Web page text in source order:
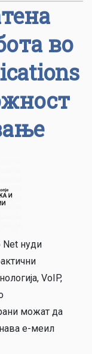
во
Net нуди
VoIP,
можат да
е-меил